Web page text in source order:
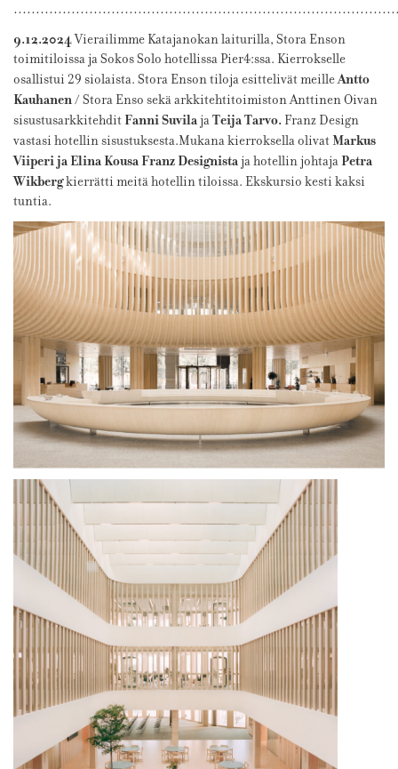
9.12.2024Vierailimme Katajanokan laiturilla, Stora Enson
toimitiloissa ja Sokos Solo hotellissa Pier4:ssa. Kierrokselle
osallistui 29 siolaista. Stora Enson tiloja esittelivät meilleAntto
Kauhanen/ Stora Enso sekä arkkitehtitoimiston Anttinen Oivan
sisustusarkkitehditFanni SuvilajaTeija Tarvo. Franz Design
vastasi hotellin sisustuksesta.Mukana kierroksella olivatMarkus
Viiperi ja Elina Kousa Franz Designistaja hotellin johtajaPetra
Wikbergkierrätti meitä hotellin tiloissa. Ekskursio kesti kaksi
tuntia.